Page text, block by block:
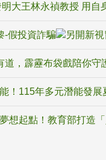
大王林永禎教授 用自
-假投資詐騙
道，霹靂布袋戲陪你守
！115年多元潛能發
想起點！教育部打造